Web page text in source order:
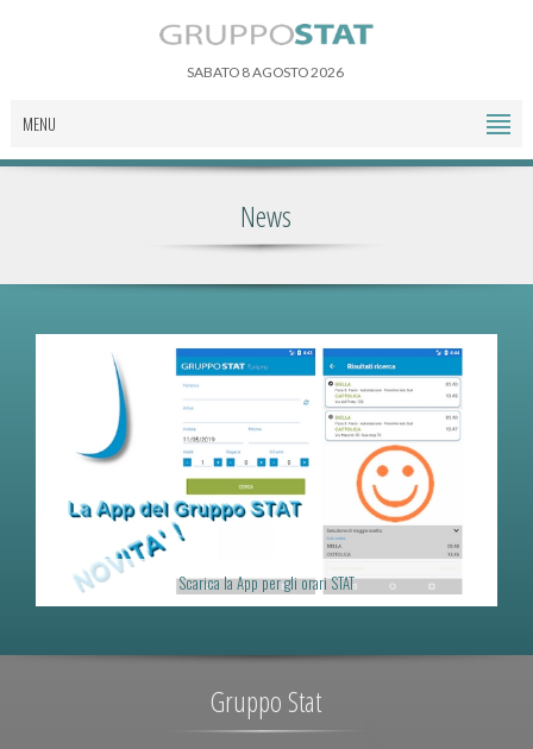
SABATO 8 AGOSTO 2026
MENU
News
Scarica la App per gli orari STAT
Gruppo Stat